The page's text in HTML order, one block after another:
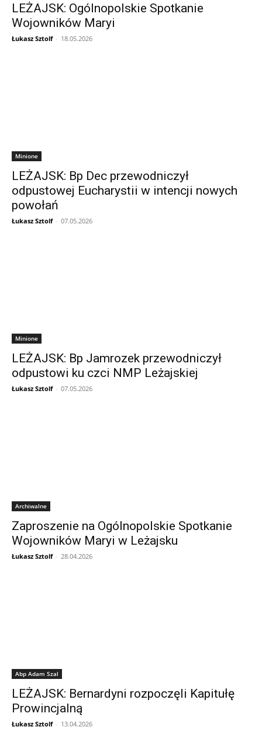
LEŻAJSK: Ogólnopolskie Spotkanie
Wojowników Maryi
Łukasz Sztolf - 18.05.2026
Minione
LEŻAJSK: Bp Dec przewodniczył
odpustowej Eucharystii w intencji nowych
powołań
Łukasz Sztolf - 07.05.2026
Minione
LEŻAJSK: Bp Jamrozek przewodniczył
odpustowi ku czci NMP Leżajskiej
Łukasz Sztolf - 07.05.2026
Archiwalne
Zaproszenie na Ogólnopolskie Spotkanie
Wojowników Maryi w Leżajsku
Łukasz Sztolf - 28.04.2026
Abp Adam Szal
LEŻAJSK: Bernardyni rozpoczęli Kapitułę
Prowincjalną
Łukasz Sztolf - 13.04.2026